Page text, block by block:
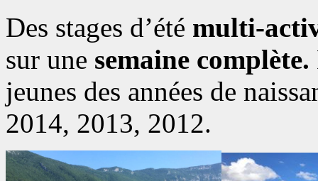
Des stages d’été multi-
sur une semaine complète.
jeunes des années de
2014, 2013, 2012.